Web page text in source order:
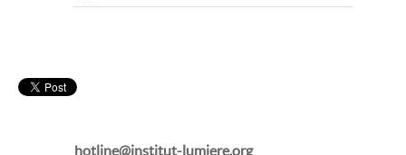
hotline@institut-lumiere.org